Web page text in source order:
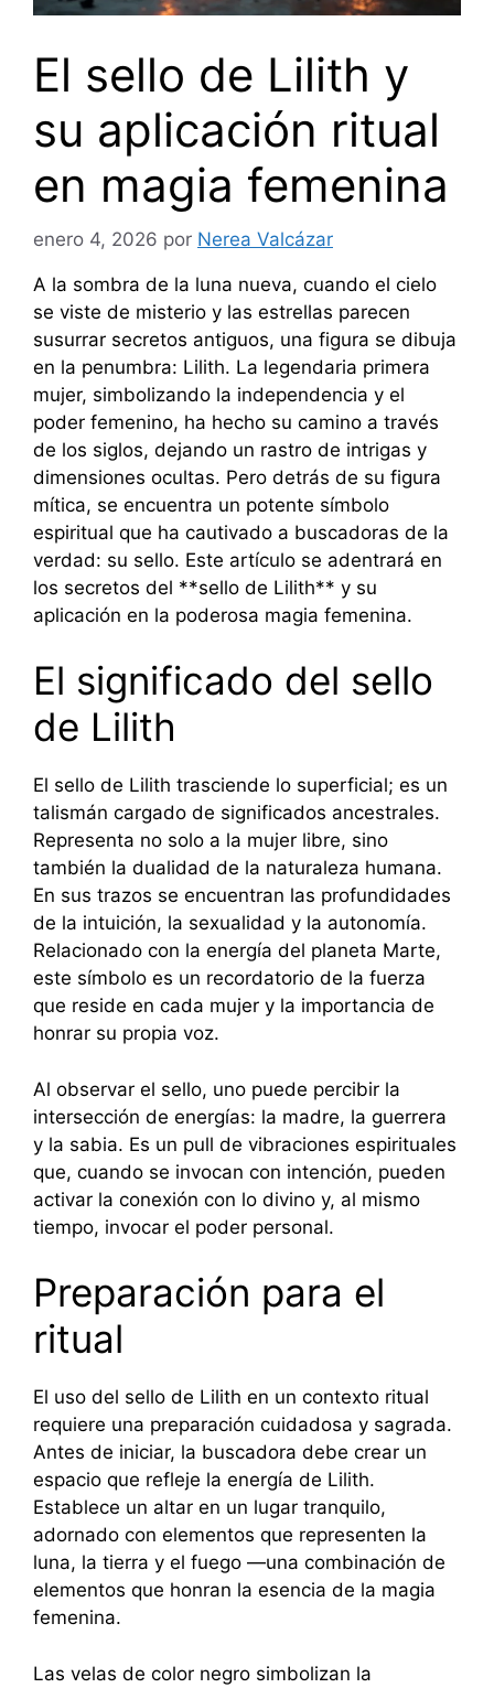
El sello de Lilith y
su aplicación ritual
en magia femenina
enero 4, 2026 por Nerea Valcázar
A la sombra de la luna nueva, cuando el cielo
se viste de misterio y las estrellas parecen
susurrar secretos antiguos, una figura se dibuja
en la penumbra: Lilith. La legendaria primera
mujer, simbolizando la independencia y el
poder femenino, ha hecho su camino a través
de los siglos, dejando un rastro de intrigas y
dimensiones ocultas. Pero detrás de su figura
mítica, se encuentra un potente símbolo
espiritual que ha cautivado a buscadoras de la
verdad: su sello. Este artículo se adentrará en
los secretos del **sello de Lilith** y su
aplicación en la poderosa magia femenina.
El significado del sello
de Lilith
El sello de Lilith trasciende lo superficial; es un
talismán cargado de significados ancestrales.
Representa no solo a la mujer libre, sino
también la dualidad de la naturaleza humana.
En sus trazos se encuentran las profundidades
de la intuición, la sexualidad y la autonomía.
Relacionado con la energía del planeta Marte,
este símbolo es un recordatorio de la fuerza
que reside en cada mujer y la importancia de
honrar su propia voz.
Al observar el sello, uno puede percibir la
intersección de energías: la madre, la guerrera
y la sabia. Es un pull de vibraciones espirituales
que, cuando se invocan con intención, pueden
activar la conexión con lo divino y, al mismo
tiempo, invocar el poder personal.
Preparación para el
ritual
El uso del sello de Lilith en un contexto ritual
requiere una preparación cuidadosa y sagrada.
Antes de iniciar, la buscadora debe crear un
espacio que refleje la energía de Lilith.
Establece un altar en un lugar tranquilo,
adornado con elementos que representen la
luna, la tierra y el fuego —una combinación de
elementos que honran la esencia de la magia
femenina.
Las velas de color negro simbolizan la